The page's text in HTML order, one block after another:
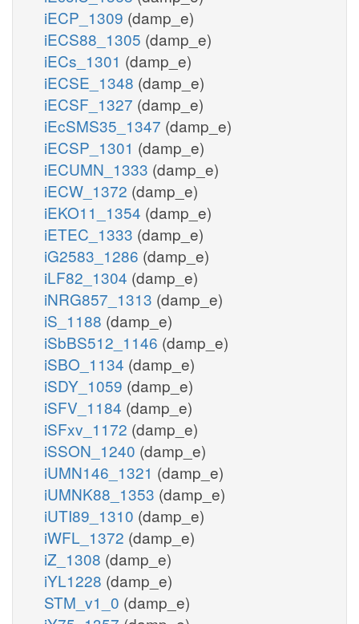
iECP_1309 (damp_e)
iECS88_1305 (damp_e)
iECs_1301 (damp_e)
iECSE_1348 (damp_e)
iECSF_1327 (damp_e)
iEcSMS35_1347 (damp_e)
iECSP_1301 (damp_e)
iECUMN_1333 (damp_e)
iECW_1372 (damp_e)
iEKO11_1354 (damp_e)
iETEC_1333 (damp_e)
iG2583_1286 (damp_e)
iLF82_1304 (damp_e)
iNRG857_1313 (damp_e)
iS_1188 (damp_e)
iSbBS512_1146 (damp_e)
iSBO_1134 (damp_e)
iSDY_1059 (damp_e)
iSFV_1184 (damp_e)
iSFxv_1172 (damp_e)
iSSON_1240 (damp_e)
iUMN146_1321 (damp_e)
iUMNK88_1353 (damp_e)
iUTI89_1310 (damp_e)
iWFL_1372 (damp_e)
iZ_1308 (damp_e)
iYL1228 (damp_e)
STM_v1_0 (damp_e)